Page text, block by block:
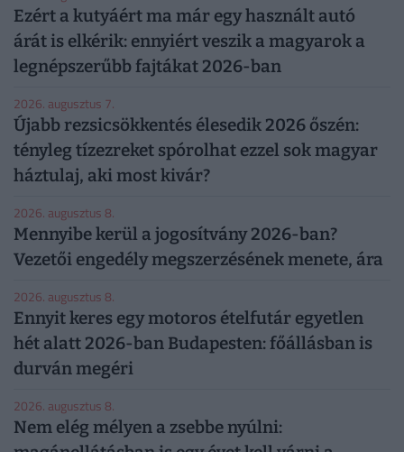
Ezért a kutyáért ma már egy használt autó
árát is elkérik: ennyiért veszik a magyarok a
legnépszerűbb fajtákat 2026-ban
2026. augusztus 7.
Újabb rezsicsökkentés élesedik 2026 őszén:
tényleg tízezreket spórolhat ezzel sok magyar
háztulaj, aki most kivár?
2026. augusztus 8.
Mennyibe kerül a jogosítvány 2026-ban?
Vezetői engedély megszerzésének menete, ára
2026. augusztus 8.
Ennyit keres egy motoros ételfutár egyetlen
hét alatt 2026-ban Budapesten: főállásban is
durván megéri
2026. augusztus 8.
Nem elég mélyen a zsebbe nyúlni: